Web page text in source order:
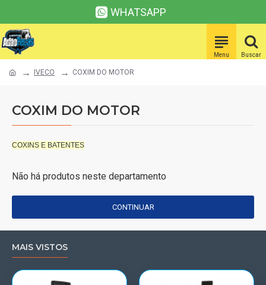
WHATSAPP
IVECO COXIM DO MOTOR
COXIM DO MOTOR
COXINS E BATENTES
Não há produtos neste departamento
CONTINUAR
MAIS VISTOS